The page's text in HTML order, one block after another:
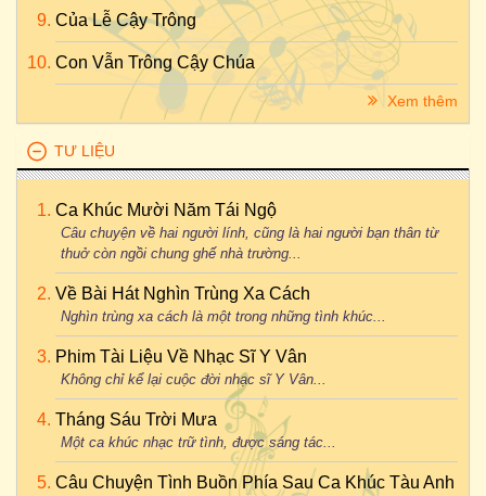
Của Lễ Cậy Trông
Con Vẫn Trông Cậy Chúa
Xem thêm
TƯ LIỆU
Ca Khúc Mười Năm Tái Ngộ
Câu chuyện về hai người lính, cũng là hai người bạn thân từ
thuở còn ngồi chung ghế nhà trường...
Về Bài Hát Nghìn Trùng Xa Cách
Nghìn trùng xa cách là một trong những tình khúc...
Phim Tài Liệu Về Nhạc Sĩ Y Vân
Không chỉ kể lại cuộc đời nhạc sĩ Y Vân...
Tháng Sáu Trời Mưa
Một ca khúc nhạc trữ tình, được sáng tác...
Câu Chuyện Tình Buồn Phía Sau Ca Khúc Tàu Anh